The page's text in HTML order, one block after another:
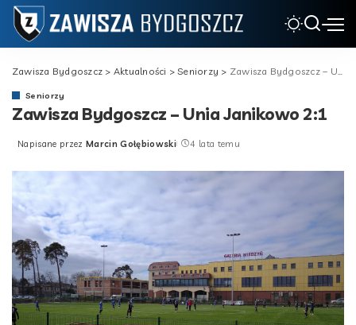
Zawisza Bydgoszcz > Aktualności >Seniorzy > Zawisza Bydgoszcz – Unia Janikowo 2:1
Seniorzy
Zawisza Bydgoszcz – Unia Janikowo 2:1
Posted
Napisane przez Marcin Gołębiowski 4 lata temu